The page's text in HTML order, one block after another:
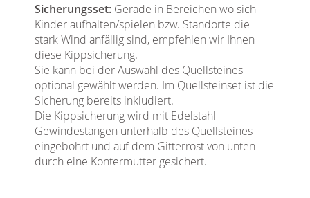
Sicherungsset: Gerade in Bereichen wo sich
Kinder aufhalten/spielen bzw. Standorte die
stark Wind anfällig sind, empfehlen wir Ihnen
diese Kippsicherung.
Sie kann bei der Auswahl des Quellsteines
optional gewählt werden. Im Quellsteinset ist die
Sicherung bereits inkludiert.
Die Kippsicherung wird mit Edelstahl
Gewindestangen unterhalb des Quellsteines
eingebohrt und auf dem Gitterrost von unten
durch eine Kontermutter gesichert.